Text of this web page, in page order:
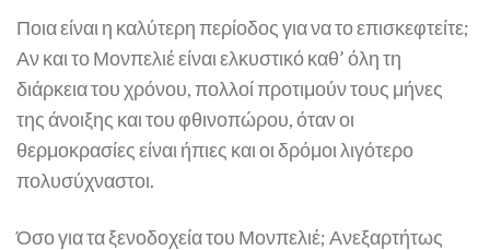
Ποια είναι η καλύτερη περίοδος για να το επισκεφτείτε;
Αν και το Μονπελιέ είναι ελκυστικό καθ’ όλη τη
διάρκεια του χρόνου, πολλοί προτιμούν τους μήνες
της άνοιξης και του φθινοπώρου, όταν οι
θερμοκρασίες είναι ήπιες και οι δρόμοι λιγότερο
πολυσύχναστοι.
Όσο για τα ξενοδοχεία του Μονπελιέ; Ανεξαρτήτως